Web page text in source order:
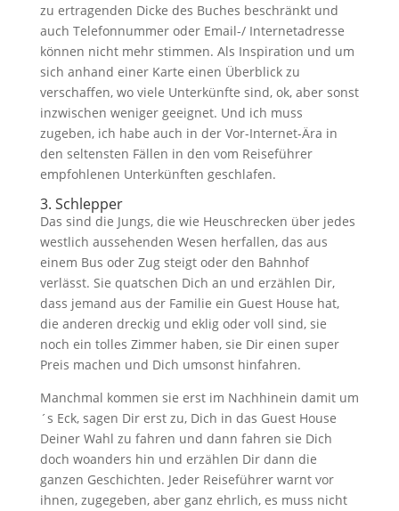
zu ertragenden Dicke des Buches beschränkt und
auch Telefonnummer oder Email-/ Internetadresse
können nicht mehr stimmen. Als Inspiration und um
sich anhand einer Karte einen Überblick zu
verschaffen, wo viele Unterkünfte sind, ok, aber sonst
inzwischen weniger geeignet. Und ich muss
zugeben, ich habe auch in der Vor-Internet-Ära in
den seltensten Fällen in den vom Reiseführer
empfohlenen Unterkünften geschlafen.
3. Schlepper
Das sind die Jungs, die wie Heuschrecken über jedes
westlich aussehenden Wesen herfallen, das aus
einem Bus oder Zug steigt oder den Bahnhof
verlässt. Sie quatschen Dich an und erzählen Dir,
dass jemand aus der Familie ein Guest House hat,
die anderen dreckig und eklig oder voll sind, sie
noch ein tolles Zimmer haben, sie Dir einen super
Preis machen und Dich umsonst hinfahren.
Manchmal kommen sie erst im Nachhinein damit um
´s Eck, sagen Dir erst zu, Dich in das Guest House
Deiner Wahl zu fahren und dann fahren sie Dich
doch woanders hin und erzählen Dir dann die
ganzen Geschichten. Jeder Reiseführer warnt vor
ihnen, zugegeben, aber ganz ehrlich, es muss nicht